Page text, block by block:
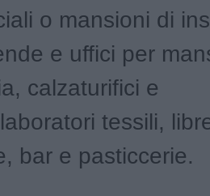
o mansioni di
e uffici per
calzaturifici e
tessili,
bar e pasticcerie.